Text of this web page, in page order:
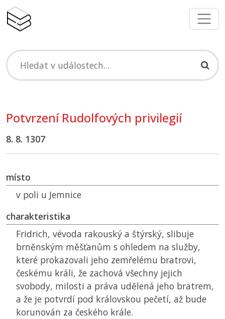
Potvrzení Rudolfových privilegií
8. 8. 1307
místo
v poli u Jemnice
charakteristika
Fridrich, vévoda rakouský a štýrský, slibuje
brněnským měšťanům s ohledem na služby,
které prokazovali jeho zemřelému bratrovi,
českému králi, že zachová všechny jejich
svobody, milosti a práva udělená jeho bratrem,
a že je potvrdí pod královskou pečetí, až bude
korunován za českého krále.